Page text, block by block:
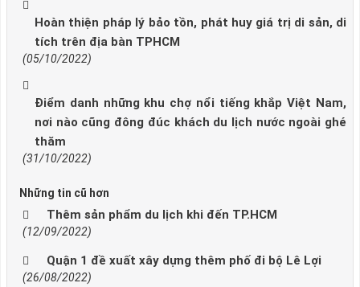
Hoàn thiện pháp lý bảo tồn, phát huy giá trị di sản, di
tích trên địa bàn TPHCM
(05/10/2022)
Điểm danh những khu chợ nổi tiếng khắp Việt Nam,
nơi nào cũng đông đúc khách du lịch nước ngoài ghé
thăm
(31/10/2022)
Những tin cũ hơn
Thêm sản phẩm du lịch khi đến TP.HCM
(12/09/2022)
Quận 1 đề xuất xây dựng thêm phố đi bộ Lê Lợi
(26/08/2022)